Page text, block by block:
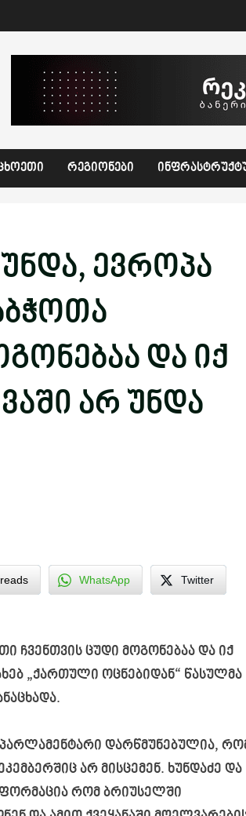
ᲠᲔᲒᲘᲝᲜᲔᲑᲘ
ევროპა
და იქ
არ უნდა
WhatsApp Twitter
ჩვენთვის ცუდი მოგონებაა და იქ
„ქართული ოცნებიდან“ წასულმა
დარწმუნებულია,
არ მისცემენ. ხუნდაძე და
რომ ბრიუსელში